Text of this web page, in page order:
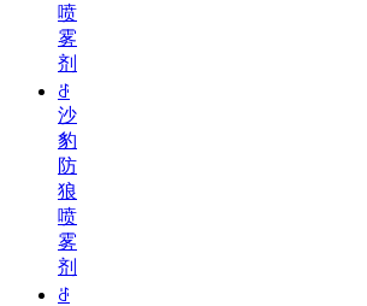
喷
雾
剂
ꁕ
沙
豹
防
狼
喷
雾
剂
ꁕ